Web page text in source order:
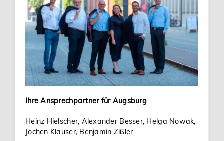
Karriere
Services
Ihre Ansprechpartner für Augsburg
Heinz Hielscher, Alexander Besser, Helga Nowak,
Jochen Klauser, Benjamin Zißler